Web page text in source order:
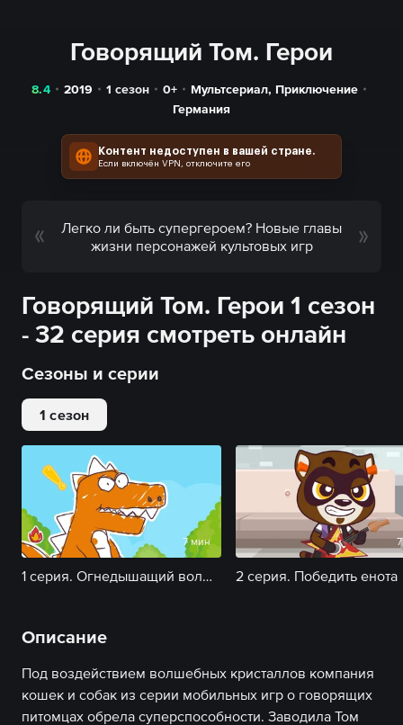
Говорящий Том. Герои
8.4 2019 1 сезон 0+ Мультсериал, Приключение
Германия
Контент недоступен в вашей стране.
Если включён VPN, отключите его
Легко ли быть супергероем? Новые главы
жизни персонажей культовых игр
Говорящий Том. Герои 1 сезон
- 32 серия смотреть онлайн
Сезоны и серии
1 сезон
7 мин
1 серия. Огнедышащий волшебный динозавр 2 серия. Победить енота
Описание
Под воздействием волшебных кристаллов компания
кошек и собак из серии мобильных игр о говорящих
питомцах обрела суперспособности. Заводила Том